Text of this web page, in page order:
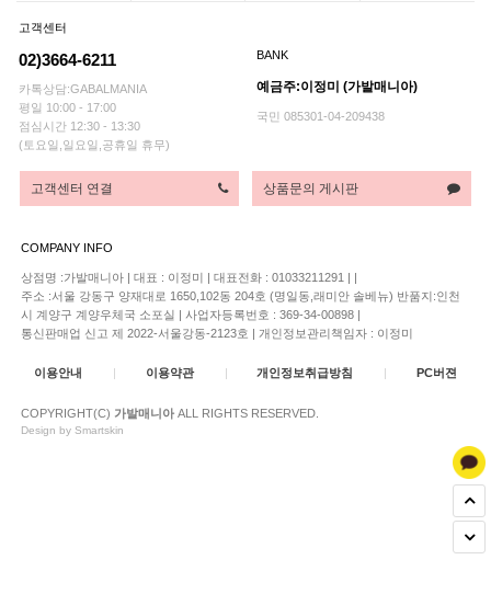
고객센터
02)3664-6211
카톡상담:GABALMANIA
평일 10:00 - 17:00
점심시간 12:30 - 13:30
(토요일,일요일,공휴일 휴무)
BANK
예금주:이정미 (가발매니아)
국민 085301-04-209438
고객센터 연결 상품문의 게시판
COMPANY INFO
상점명 :가발매니아 | 대표 : 이정미 | 대표전화 : 01033211291 | |
주소 :서울 강동구 양재대로 1650,102동 204호 (명일동,래미안 솔베뉴) 반품지:인천
시 계양구 계양우체국 소포실 | 사업자등록번호 : 369-34-00898 |
통신판매업 신고 제 2022-서울강동-2123호 | 개인정보관리책임자 : 이정미
이용안내 | 이용약관 | 개인정보취급방침 | PC버젼
COPYRIGHT(C) 가발매니아 ALL RIGHTS RESERVED.